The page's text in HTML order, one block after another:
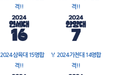
격!!
격!!
2024 삼육대 15명합
격!!
🏅 2024 가천대 14명합
격!!